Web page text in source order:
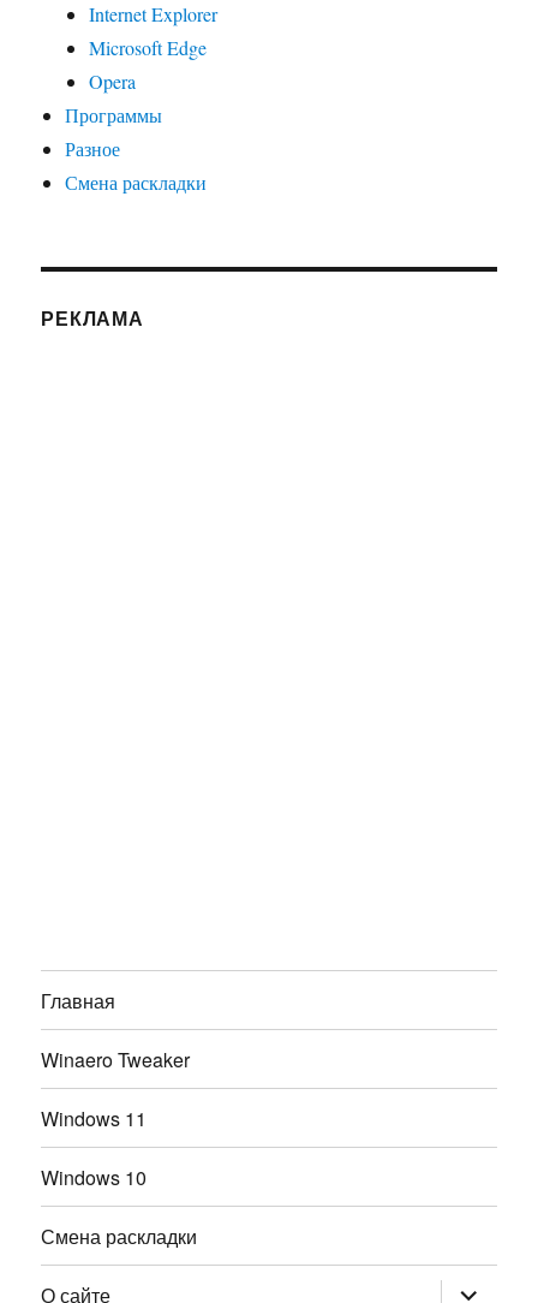
Internet Explorer
Microsoft Edge
Opera
Программы
Разное
Смена раскладки
РЕКЛАМА
Главная
Winaero Tweaker
Windows 11
Windows 10
Смена раскладки
О сайте раскрыть